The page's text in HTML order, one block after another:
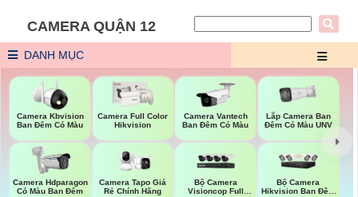
CAMERA QUẬN 12
DANH MỤC
Camera Kbvision
Ban Đêm Có Màu
Camera Full Color
Hikvision
Camera Vantech
Ban Đêm Có Màu
Lắp Camera Ban
Đêm Có Màu UNV
Camera Hdparagon
Có Màu Ban Đêm
Camera Tapo Giá
Rẻ Chính Hãng
Bộ Camera
Visioncop Full
Bộ Camera
Hikvision Ban Đêm